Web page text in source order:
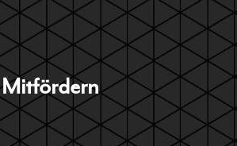
Mitfördern